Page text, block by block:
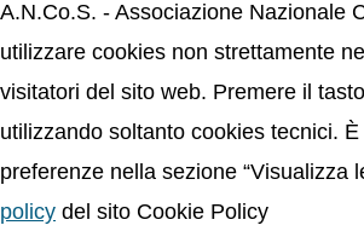
A.N.Co.S. - Associazione Nazionale
utilizzare cookies non strettamente
visitatori del sito web. Premere il
utilizzando soltanto cookies tecnici.
preferenze nella sezione “Visualizza
policy del sito Cookie Policy